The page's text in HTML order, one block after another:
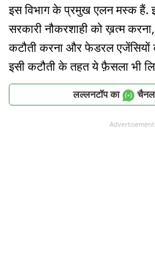
इस विभाग के प्रमुख एलन मस्क हैं.
सरकारी नौकरशाही को ख़त्म
कटौती करना और फेडरल एजेंसियों
इसी कटौती के तहत ये फ़ैसला भी
लल्लनटॉप का चैनल
Advertisement